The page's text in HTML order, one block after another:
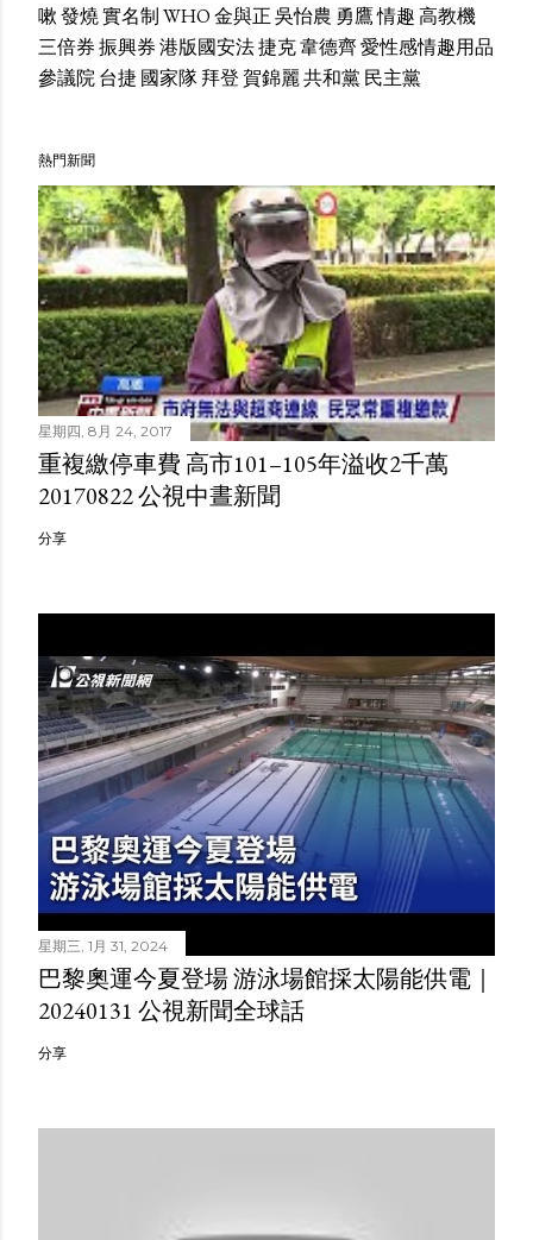
嗽發燒實名制WHO金與正吳怡農 勇鷹情趣高教機
三倍券振興券港版國安法捷克韋德齊愛性感情趣用品
參議院台捷 國家隊拜登賀錦麗共和黨民主黨
熱門新聞
星期四, 8月 24, 2017
重複繳停車費 高市101–105年溢收2千萬
20170822 公視中晝新聞
分享
星期三, 1月 31, 2024
巴黎奧運今夏登場 游泳場館採太陽能供電｜
20240131 公視新聞全球話
分享